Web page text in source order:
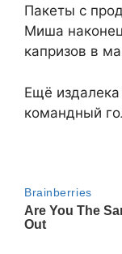
Пакеты с
Миша
капризов в
Ещё
командный